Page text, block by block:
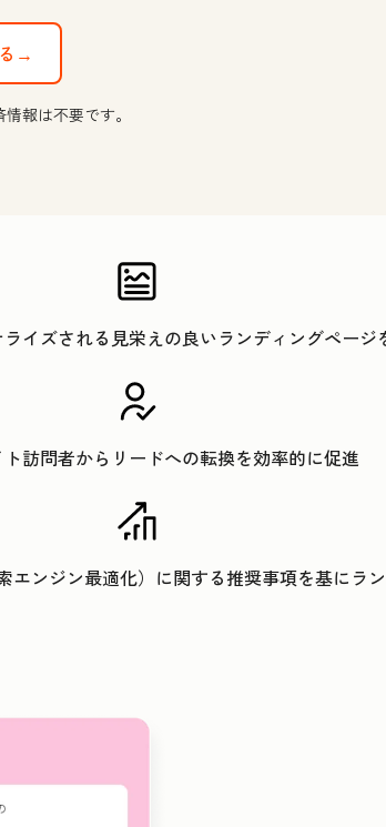
→
報は不要です。
イズされる見栄えの良いランディングページ
ト訪問者からリードへの転換を効率的に促進
エンジン最適化）に関する推奨事項を基にラ